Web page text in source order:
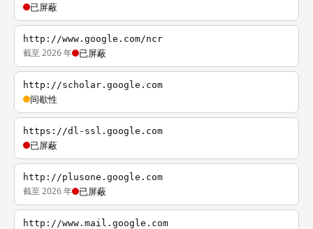
已屏蔽
http://www.google.com/ncr
截至 2026 年 已屏蔽
http://scholar.google.com
间歇性
https://dl-ssl.google.com
已屏蔽
http://plusone.google.com
截至 2026 年 已屏蔽
http://www.mail.google.com